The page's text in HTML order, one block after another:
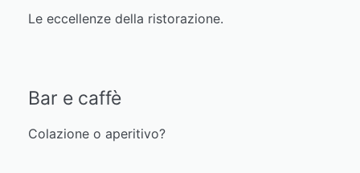
Le eccellenze della ristorazione.
Bar e caffè
Colazione o aperitivo?